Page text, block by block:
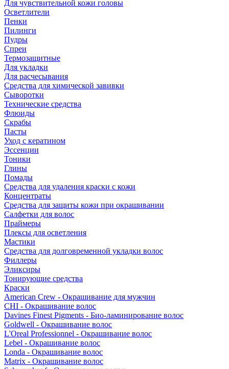
Для чувствительной кожи головы
Осветлители
Пенки
Пилинги
Пудры
Спреи
Термозащитные
Для укладки
Для расчесывания
Средства для химической завивки
Сыворотки
Технические средства
Флюиды
Скрабы
Пасты
Уход с кератином
Эссенции
Тоники
Глины
Помады
Средства для удаления краски с кожи
Концентраты
Средства для защиты кожи при окрашивании
Салфетки для волос
Праймеры
Плексы для осветления
Мастики
Средства для долговременной укладки волос
Филлеры
Эликсиры
Тонирующие средства
Краски
American Crew - Окрашивание для мужчин
CHI - Окрашивание волос
Davines Finest Pigments - Био-ламинирование волос
Goldwell - Окрашивание волос
L'Oreal Professionnel - Окрашивание волос
Lebel - Окрашивание волос
Londa - Окрашивание волос
Matrix - Окрашивание волос